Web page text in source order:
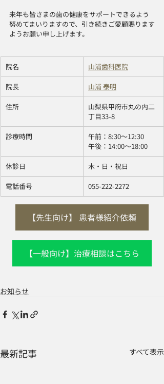
来年も皆さまの歯の健康をサポートできるよう
努めてまいりますので、引き続きご愛顧賜ります
ようお願い申し上げます。
​院名 山浦歯科医院
院長 山浦 泰明
住所
山梨県甲府市丸の内二
丁目33-8
診療時間
午前：8:30〜12:30
午後：14:00〜18:00
休診日 木・日・祝日
電話番号 055-222-2272
【先生向け】 患者様紹介依頼
【一般向け】治療相談はこちら
お知らせ
最新記事 すべて表示